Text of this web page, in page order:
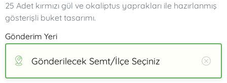
25 Adet kırmızı gül ve okaliptus yaprakları ile hazırlanmış
gösterişli buket tasarımı.
Gönderim Yeri
Gönderilecek Semt/İlçe Seçiniz